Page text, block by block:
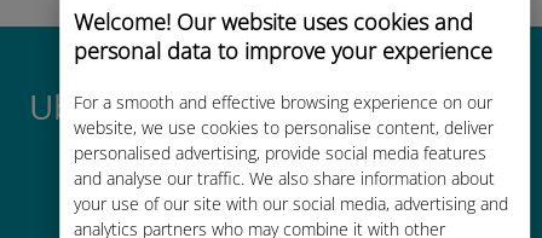
Welcome! Our website uses cookies and
personal data to improve your experience
For a smooth and effective browsing experience on our
website, we use cookies to personalise content, deliver
personalised advertising, provide social media features
and analyse our traffic. We also share information about
your use of our site with our social media, advertising and
analytics partners who may combine it with other
Ubigi International eSIMがすご
い理由